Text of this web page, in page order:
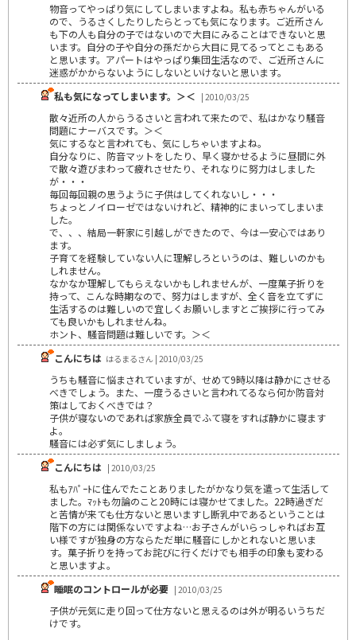
物音ってやっぱり気にしてしまいますよね。私も赤ちゃんがいる
ので、うるさくしたりしたらとっても気になります。ご近所さん
も下の人も自分の子ではないので大目にみることはできないと思
います。自分の子や自分の孫だから大目に見てるってとこもある
と思います。アパートはやっぱり集団生活なので、ご近所さんに
迷惑がかからないようにしないといけないと思います。
私も気になってしまいます。＞＜ | 2010/03/25
散々近所の人からうるさいと言われて来たので、私はかなり騒音
問題にナーバスです。＞＜
気にするなと言われても、気にしちゃいますよね。
自分なりに、防音マットをしたり、早く寝かせるように昼間に外
で散々遊びまわって疲れさせたり、それなりに努力はしました
が・・・
毎回毎回親の思うように子供はしてくれないし・・・
ちょっとノイローゼではないけれど、精神的にまいってしまいま
した。
で、、、結局一軒家に引越しができたので、今は一安心ではあり
ます。
子育てを経験していない人に理解しろというのは、難しいのかも
しれません。
なかなか理解してもらえないかもしれませんが、一度菓子折りを
持って、こんな時期なので、努力はしますが、全く音を立てずに
生活するのは難しいので宜しくお願いしますとご挨拶に行ってみ
ても良いかもしれませんね。
ホント、騒音問題は難しいです。＞＜
こんにちは はるまるさん | 2010/03/25
うちも騒音に悩まされていますが、せめて9時以降は静かにさせる
べきでしょう。また、一度うるさいと言われてるなら何か防音対
策はしておくべきでは？
子供が寝ないのであれば家族全員でふて寝をすれば静かに寝ます
よ。
騒音には必ず気にしましょう。
こんにちは | 2010/03/25
私もｱﾊﾟｰﾄに住んでたことありましたがかなり気を遣って生活して
ました。ﾏｯﾄも勿論のこと20時には寝かせてました。22時過ぎだ
と苦情が来ても仕方ないと思いますし断乳中であるということは
階下の方には関係ないですよね…お子さんがいらっしゃればお互
い様ですが独身の方ならただ単に騒音にしかとれないと思いま
す。菓子折りを持ってお詫びに行くだけでも相手の印象も変わる
と思いますよ。
睡眠のコントロールが必要 | 2010/03/25
子供が元気に走り回って仕方ないと思えるのは外が明るいうちだ
けです。